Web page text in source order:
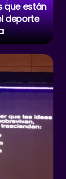
que están
deporte